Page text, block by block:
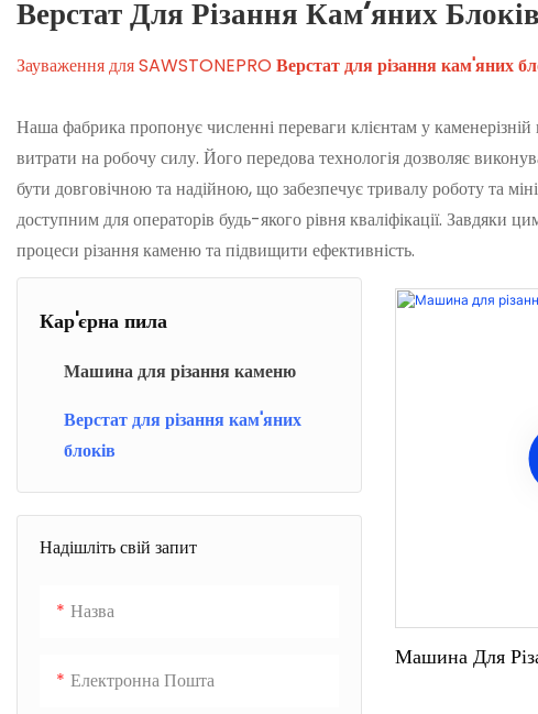
Верстат Для Різання Кам'яних Блоків
Зауваження для SAWSTONEPRO Верстат для різання кам'яних
Наша фабрика пропонує численні переваги клієнтам у
витрати на робочу силу. Його передова технологія дозволяє
бути довговічною та надійною, що забезпечує тривалу роботу та
доступним для операторів будь-якого рівня кваліфікації.
процеси різання каменю та підвищити ефективність.
Кар'єрна пила
Машина для різання каменю
Верстат для різання кам'яних
блоків
Надішліть свій запит
Назва
Електронна Пошта
Машина Для